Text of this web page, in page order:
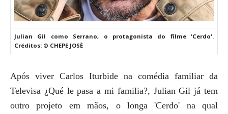
Julian Gil como Serrano, o protagonista do filme 'Cerdo'.
Créditos: © CHEPE JOSÈ
Após viver Carlos Iturbide na comédia familiar da
Televisa ¿Qué le pasa a mi familia?, Julian Gil já tem
outro projeto em mãos, o longa 'Cerdo' na qual